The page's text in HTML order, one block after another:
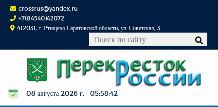
crossrus@yandex.ru
+7(84540)42072
412031, г. Ртищево Саратовской области, ул. Советская, 3
08 августа 2026 г. 05:58:43